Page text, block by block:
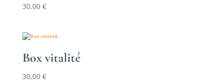
30,00 €
Box vitalité
30,00 €